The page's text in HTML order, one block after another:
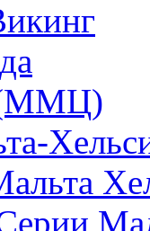
(ММЦ)